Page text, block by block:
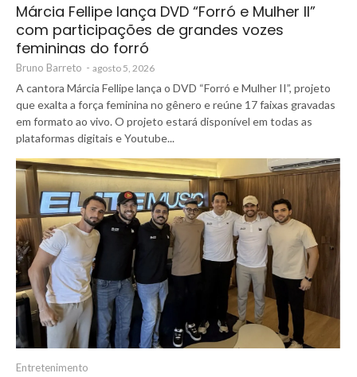
Márcia Fellipe lança DVD “Forró e Mulher II”
com participações de grandes vozes
femininas do forró
Bruno Barreto - agosto 5, 2026
A cantora Márcia Fellipe lança o DVD “Forró e Mulher II”, projeto
que exalta a força feminina no gênero e reúne 17 faixas gravadas
em formato ao vivo. O projeto estará disponível em todas as
plataformas digitais e Youtube...
Entretenimento